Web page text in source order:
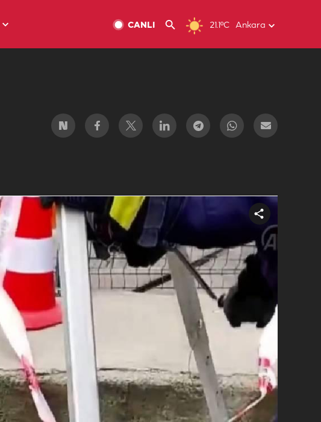
21.1ºC Ankara
CANLI
Share